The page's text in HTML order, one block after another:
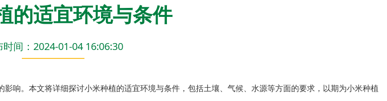
的适宜环境与条件
时间：2024-01-04 16:06:30
响。本文将详细探讨小米种植的适宜环境与条件，包括土壤、气候、水源等方面的要求，以期为小米种植